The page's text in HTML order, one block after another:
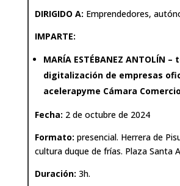
DIRIGIDO A: Emprendedores,
IMPARTE:
MARÍA ESTÉBANEZ ANTOLÍN
digitalización de empresas
acelerapyme Cámara
Fecha: 2 de octubre de 2024
Formato: presencial. Herrera de
cultura duque de frías. Plaza Santa
Duración: 3h.